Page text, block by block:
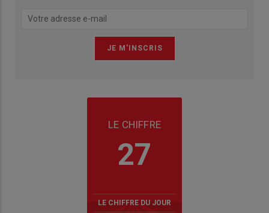
LE CHIFFRE
27
LE CHIFFRE DU JOUR